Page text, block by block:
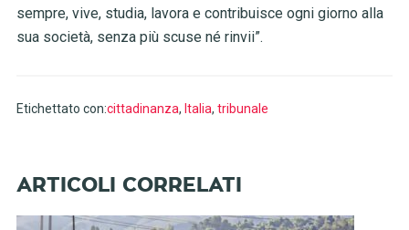
sempre, vive, studia, lavora e contribuisce ogni giorno alla
sua società, senza più scuse né rinvii”.
Etichettato con:cittadinanza, Italia, tribunale